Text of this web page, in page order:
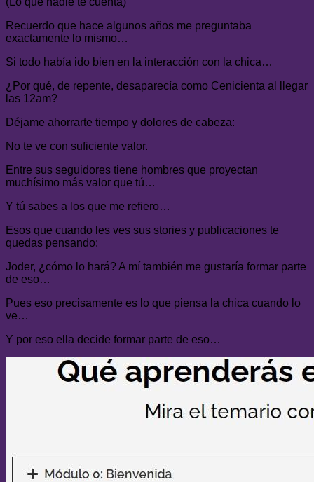
Recuerdo que hace algunos años me preguntaba
exactamente lo mismo…
Si todo había ido bien en la interacción con la chica…
¿Por qué, de repente, desaparecía como Cenicienta al llegar
las 12am?
Déjame ahorrarte tiempo y dolores de cabeza:
No te ve con suficiente valor.
Entre sus seguidores tiene hombres que proyectan
muchísimo más valor que tú…
Y tú sabes a los que me refiero…
Esos que cuando les ves sus stories y publicaciones te
quedas pensando:
Joder, ¿cómo lo hará? A mí también me gustaría formar parte
de eso…
Pues eso precisamente es lo que piensa la chica cuando lo
ve…
Y por eso ella decide formar parte de eso…